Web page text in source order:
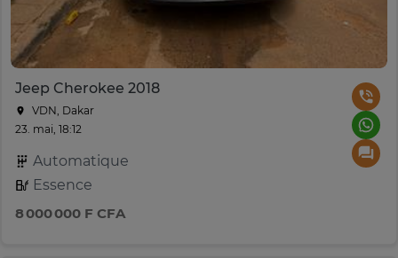
Jeep Cherokee 2018
VDN, Dakar
23. mai, 18:12
Automatique
Essence
8 000 000 F CFA